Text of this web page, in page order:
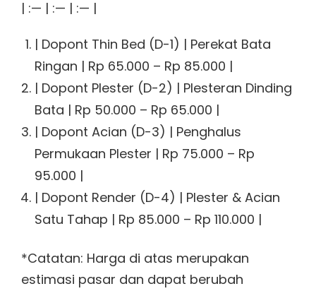
| :— | :— | :— |
| Dopont Thin Bed (D-1) | Perekat Bata
Ringan | Rp 65.000 – Rp 85.000 |
| Dopont Plester (D-2) | Plesteran Dinding
Bata | Rp 50.000 – Rp 65.000 |
| Dopont Acian (D-3) | Penghalus
Permukaan Plester | Rp 75.000 – Rp
95.000 |
| Dopont Render (D-4) | Plester & Acian
Satu Tahap | Rp 85.000 – Rp 110.000 |
*Catatan: Harga di atas merupakan
estimasi pasar dan dapat berubah